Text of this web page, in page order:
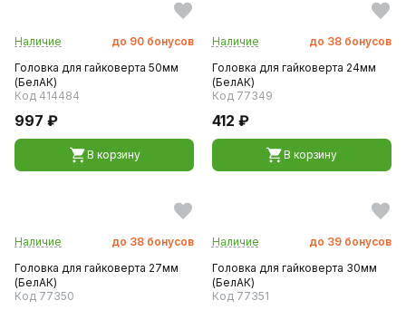
Наличие до 90 бонусов
Головка для гайковерта 50мм
(БелАК)
Код 414484
997 ₽
В корзину
Наличие до 38 бонусов
Головка для гайковерта 24мм
(БелАК)
Код 77349
412 ₽
В корзину
Наличие до 38 бонусов
Головка для гайковерта 27мм
(БелАК)
Код 77350
Наличие до 39 бонусов
Головка для гайковерта 30мм
(БелАК)
Код 77351